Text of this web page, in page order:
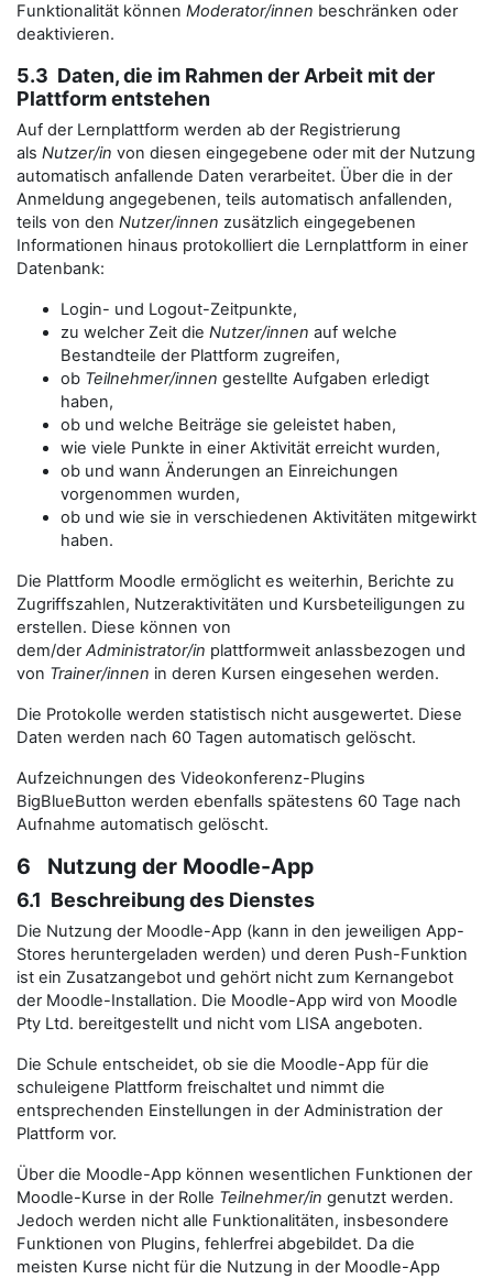
Funktionalität können Moderator/innen beschränken oder
deaktivieren.
5.3 Daten, die im Rahmen der Arbeit mit der
Plattform entstehen
Auf der Lernplattform werden ab der Registrierung
als Nutzer/in von diesen eingegebene oder mit der Nutzung
automatisch anfallende Daten verarbeitet. Über die in der
Anmeldung angegebenen, teils automatisch anfallenden,
teils von den Nutzer/innen zusätzlich eingegebenen
Informationen hinaus protokolliert die Lernplattform in einer
Datenbank:
Login- und Logout-Zeitpunkte,
zu welcher Zeit die Nutzer/innen auf welche
Bestandteile der Plattform zugreifen,
ob Teilnehmer/innen gestellte Aufgaben erledigt
haben,
ob und welche Beiträge sie geleistet haben,
wie viele Punkte in einer Aktivität erreicht wurden,
ob und wann Änderungen an Einreichungen
vorgenommen wurden,
ob und wie sie in verschiedenen Aktivitäten mitgewirkt
haben.
Die Plattform Moodle ermöglicht es weiterhin, Berichte zu
Zugriffszahlen, Nutzeraktivitäten und Kursbeteiligungen zu
erstellen. Diese können von
dem/derAdministrator/in plattformweit anlassbezogen und
von Trainer/innen in deren Kursen eingesehen werden.
Die Protokolle werden statistisch nicht ausgewertet. Diese
Daten werden nach 60 Tagen automatisch gelöscht.
Aufzeichnungen des Videokonferenz-Plugins
BigBlueButton werden ebenfalls spätestens 60 Tage nach
Aufnahme automatisch gelöscht.
6 Nutzung der Moodle-App
6.1 Beschreibung des Dienstes
Die Nutzung der Moodle-App (kann in den jeweiligen App-
Stores heruntergeladen werden) und deren Push-Funktion
ist ein Zusatzangebot und gehört nicht zum Kernangebot
der Moodle-Installation. Die Moodle-App wird von Moodle
Pty Ltd. bereitgestellt und nicht vom LISA angeboten.
Die Schule entscheidet, ob sie die Moodle-App für die
schuleigene Plattform freischaltet und nimmt die
entsprechenden Einstellungen in der Administration der
Plattform vor.
Über die Moodle-App können wesentlichen Funktionen der
Moodle-Kurse in der Rolle Teilnehmer/in genutzt werden.
Jedoch werden nicht alle Funktionalitäten, insbesondere
Funktionen von Plugins, fehlerfrei abgebildet. Da die
meisten Kurse nicht für die Nutzung in der Moodle-App